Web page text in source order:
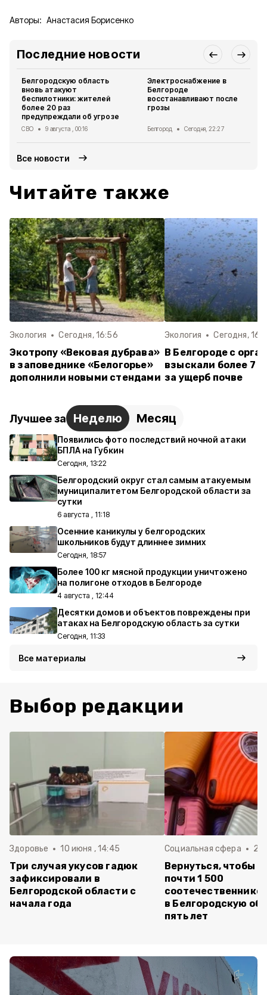
Авторы: Анастасия Борисенко
Последние новости
Белгородскую область
вновь атакуют
беспилотники: жителей
более 20 раз
предупреждали об угрозе
СВО 9 августа , 00:16
Электроснабжение в
Белгороде
восстанавливают после
грозы
Белгород Сегодня, 22:27
Все новости
Читайте также
Экология Сегодня, 16:56
Экотропу «Вековая дубрава»
в заповеднике «Белогорье»
дополнили новыми стендами
Экология Сегодня,
В Белгороде с
взыскали более 7
за ущерб почве
Лучшее за Неделю Месяц
Появились фото последствий ночной атаки
БПЛА на Губкин
Сегодня, 13:22
Белгородский округ стал самым атакуемым
муниципалитетом Белгородской области за
сутки
6 августа , 11:18
Осенние каникулы у белгородских
школьников будут длиннее зимних
Сегодня, 18:57
Более 100 кг мясной продукции уничтожено
на полигоне отходов в Белгороде
4 августа , 12:44
Десятки домов и объектов повреждены при
атаках на Белгородскую область за сутки
Сегодня, 11:33
Все материалы
Выбор редакции
Здоровье 10 июня , 14:45
Три случая укусов гадюк
зафиксировали в
Белгородской области с
начала года
Социальная сфера 20
Вернуться, чтобы
почти 1 500
в Белгородскую
пять лет